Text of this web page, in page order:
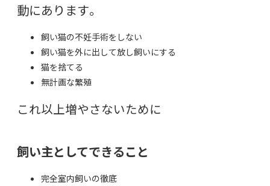
動にあります。
飼い猫の不妊手術をしない
飼い猫を外に出して放し飼いにする
猫を捨てる
無計画な繁殖
これ以上増やさないために
飼い主としてできること
完全室内飼いの徹底